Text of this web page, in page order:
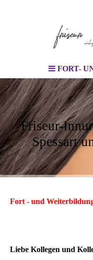
FORT-
Friseur-
Spessart
Fort - und
Liebe Kollegen und